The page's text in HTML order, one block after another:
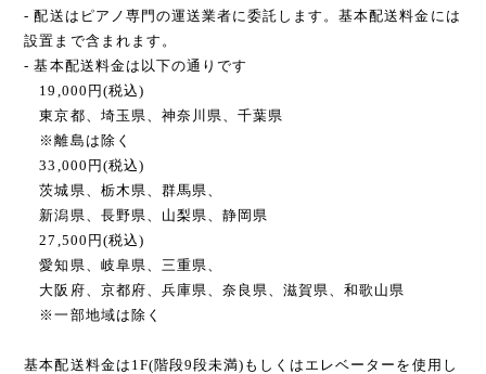
- 配送はピアノ専門の運送業者に委託します。基本配送料金には
設置まで含まれます。
- 基本配送料金は以下の通りです
19,000円(税込)
東京都、埼玉県、神奈川県、千葉県
※離島は除く
33,000円(税込)
茨城県、栃木県、群馬県、
新潟県、長野県、山梨県、静岡県
27,500円(税込)
愛知県、岐阜県、三重県、
大阪府、京都府、兵庫県、奈良県、滋賀県、和歌山県
※一部地域は除く
基本配送料金は1F(階段9段未満)もしくはエレベーターを使用し